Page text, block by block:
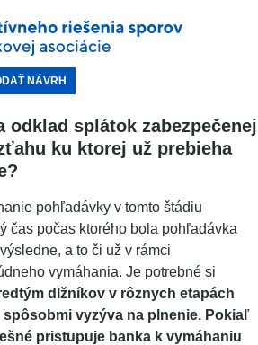
NÁVRH
odklad splátok zabezpečenej
ku ktorej už prebieha
pohľadávky v tomto štádiu
čas počas ktorého bola pohľadávka
a to či už v rámci
vymáhania. Je potrebné si
dlžníkov v rôznych etapách
vyzýva na plnenie. Pokiaľ
pristupuje banka k vymáhaniu